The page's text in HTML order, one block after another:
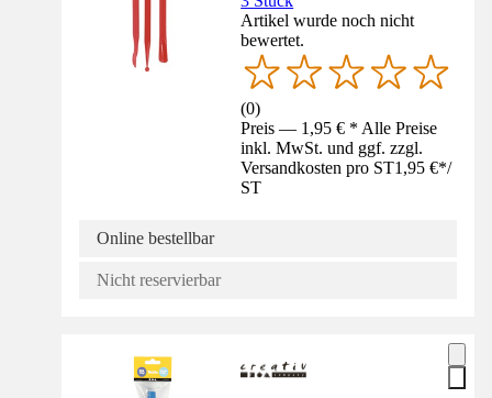
Artikel wurde noch nicht
bewertet.
(0)
Preis — 1,95 € * Alle Preise
inkl. MwSt. und ggf. zzgl.
Versandkosten pro ST1,95 €*/
ST
Online bestellbar
Nicht reservierbar